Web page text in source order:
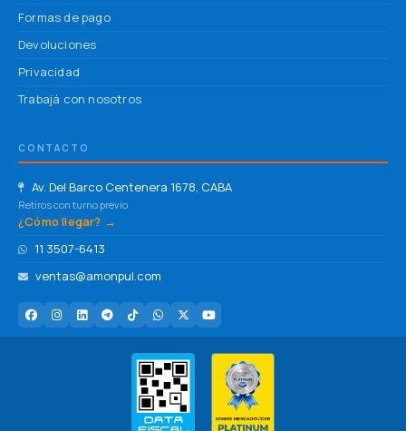
Formas de pago
Devoluciones
Privacidad
Trabajá con nosotros
CONTACTO
Av. Del Barco Centenera 1678, CABA
Retiros con turno previo
¿Cómo llegar? →
11 3507-6413
ventas@amonpul.com